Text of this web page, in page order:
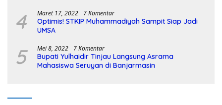
4 Maret 17, 2022 7 Komentar
Optimis! STKIP Muhammadiyah Sampit Siap Jadi
UMSA
5 Mei 8, 2022 7 Komentar
Bupati Yulhaidir Tinjau Langsung Asrama
Mahasiswa Seruyan di Banjarmasin